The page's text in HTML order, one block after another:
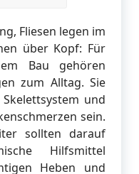
Fliesen legen im
über Kopf: Für
Bau gehören
zum Alltag. Sie
und
sein.
sollten darauf
Hilfsmittel
Heben und